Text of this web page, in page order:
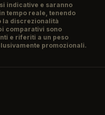
indicative e saranno
tempo reale, tenendo
la discrezionalità
comparativi sono
e riferiti a un peso
promozionali.